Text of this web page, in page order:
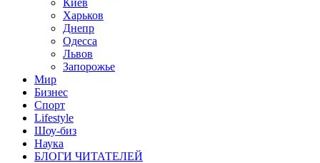
Киев
Харьков
Днепр
Одесса
Львов
Запорожье
Мир
Бизнес
Спорт
Lifestyle
Шоу-биз
Наука
БЛОГИ ЧИТАТЕЛЕЙ